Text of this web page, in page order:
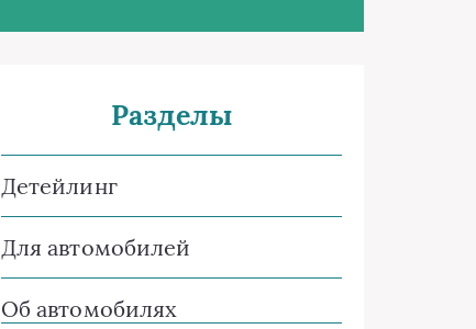
Разделы
Детейлинг
Для автомобилей
Об автомобилях